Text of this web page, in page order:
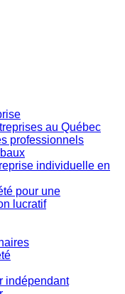
au Québec
professionnels
individuelle en
pour une
lucratif
indépendant